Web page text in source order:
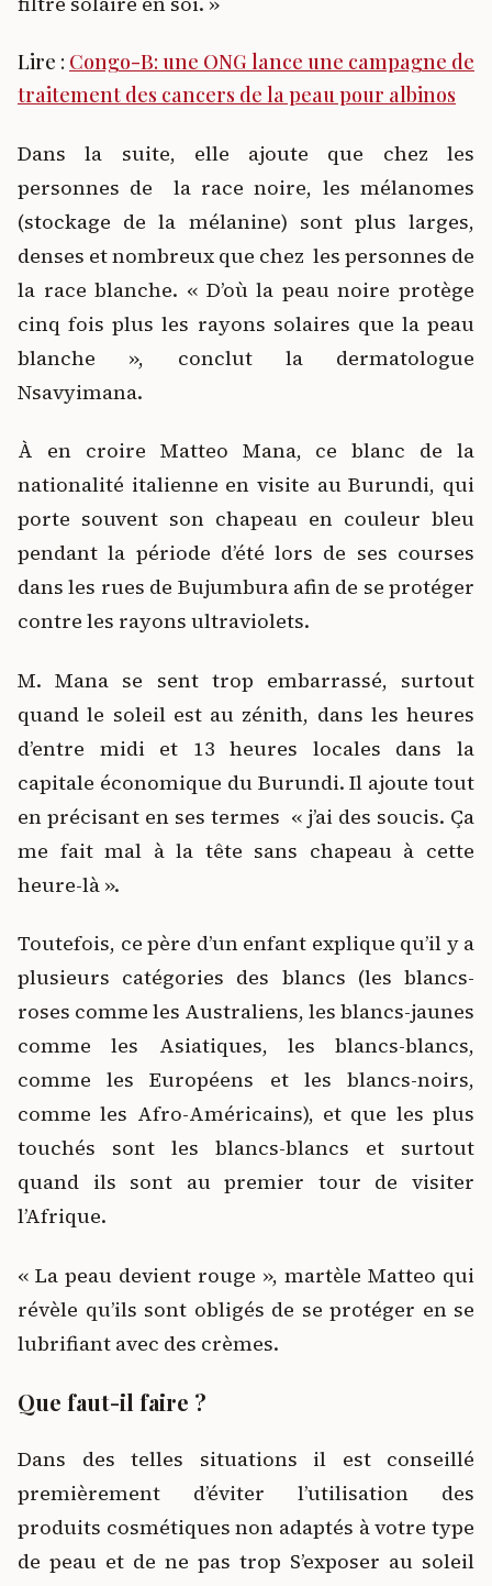
Lire : Congo-B: une ONG lance une campagne de
traitement des cancers de la peau pour albinos
Dans la suite, elle ajoute que chez les
personnes de la race noire, les mélanomes
(stockage de la mélanine) sont plus larges,
denses et nombreux que chez les personnes de
la race blanche. « D’où la peau noire protège
cinq fois plus les rayons solaires que la peau
blanche », conclut la dermatologue
Nsavyimana.
À en croire Matteo Mana, ce blanc de la
nationalité italienne en visite au Burundi, qui
porte souvent son chapeau en couleur bleu
pendant la période d’été lors de ses courses
dans les rues de Bujumbura afin de se protéger
contre les rayons ultraviolets.
M. Mana se sent trop embarrassé, surtout
quand le soleil est au zénith, dans les heures
d’entre midi et 13 heures locales dans la
capitale économique du Burundi. Il ajoute tout
en précisant en ses termes « j’ai des soucis. Ça
me fait mal à la tête sans chapeau à cette
heure-là ».
Toutefois, ce père d’un enfant explique qu’il y a
plusieurs catégories des blancs (les blancs-
roses comme les Australiens, les blancs-jaunes
comme les Asiatiques, les blancs-blancs,
comme les Européens et les blancs-noirs,
comme les Afro-Américains), et que les plus
touchés sont les blancs-blancs et surtout
quand ils sont au premier tour de visiter
l’Afrique.
« La peau devient rouge », martèle Matteo qui
révèle qu’ils sont obligés de se protéger en se
lubrifiant avec des crèmes.
Que faut-il faire ?
Dans des telles situations il est conseillé
premièrement d’éviter l’utilisation des
produits cosmétiques non adaptés à votre type
de peau et de ne pas trop S’exposer au soleil